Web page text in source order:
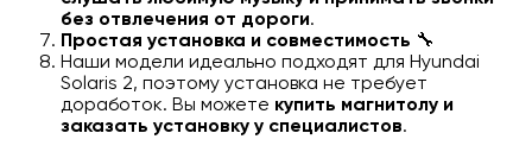
без отвлечения от дороги.
Простая установка и совместимость 🔧
Наши модели идеально подходят для Hyundai
Solaris 2, поэтому установка не требует
доработок. Вы можете купить магнитолу и
заказать установку у специалистов.